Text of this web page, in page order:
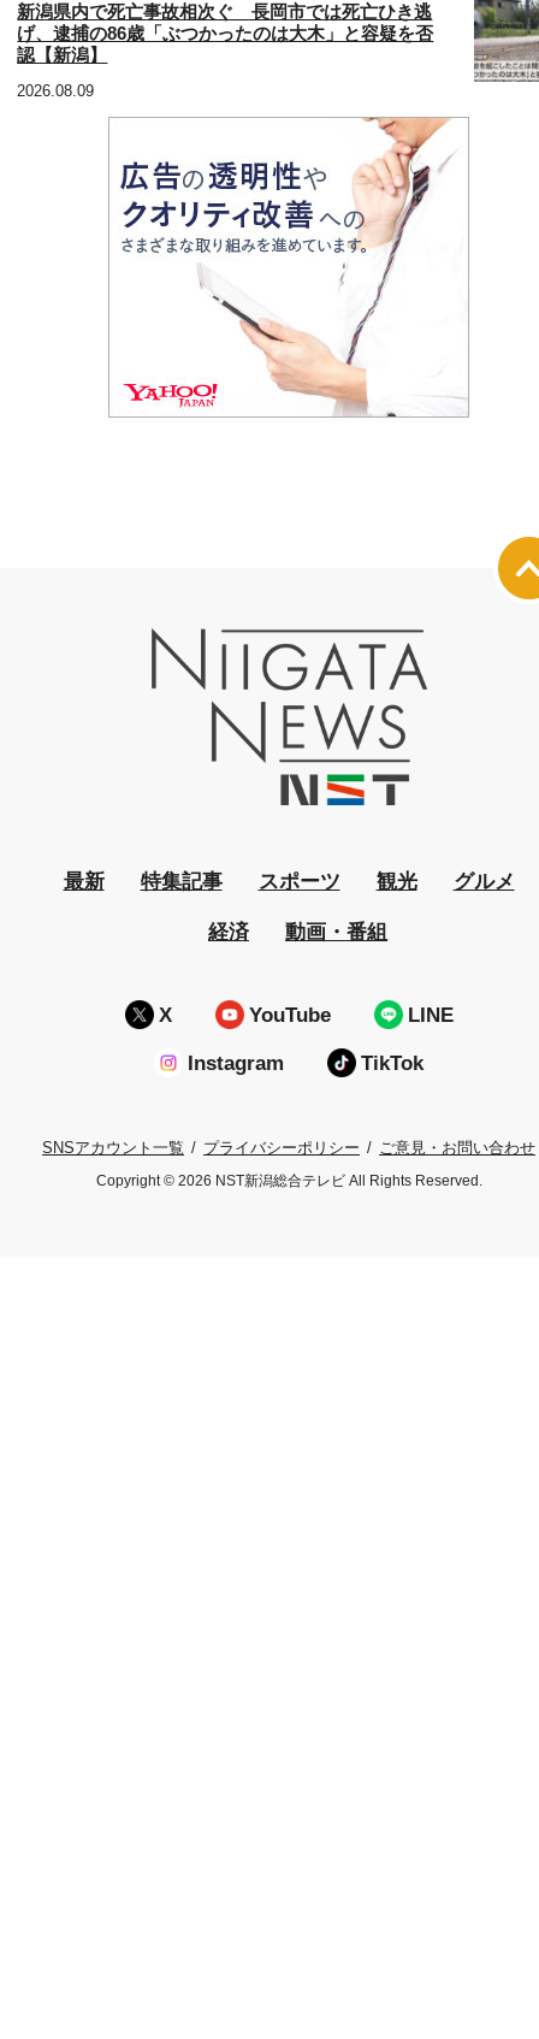
新潟県内で死亡事故相次ぐ 長岡市では死亡ひき逃
げ、逮捕の86歳「ぶつかったのは大木」と容疑を否
認【新潟】
2026.08.09
最新 特集記事 スポーツ 観光 グルメ
経済 動画・番組
X YouTube LINE
Instagram TikTok
SNSアカウント一覧 プライバシーポリシー ご意見・お問い合わせ
Copyright © 2026 NST新潟総合テレビ All Rights Reserved.